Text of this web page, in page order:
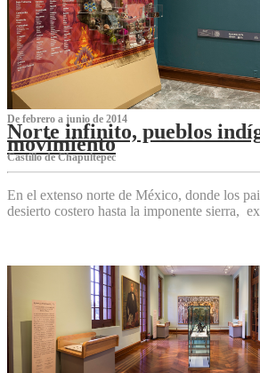
De febrero a junio de 2014
Norte infinito, pueblos
movimiento
Castillo de Chapultepec
En el extenso norte de México, donde los
desierto costero hasta la imponente sierra,